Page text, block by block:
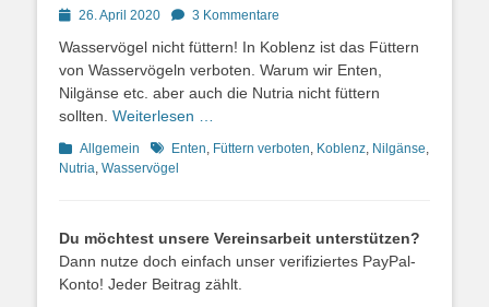
Posted26. April 2020 3 Kommentare
Wasservögel nicht füttern! In Koblenz ist das Füttern
von Wasservögeln verboten. Warum wir Enten,
Nilgänse etc. aber auch die Nutria nicht füttern
sollten. Weiterlesen …
Kategorien
Allgemein Schlagworte
Enten Füttern verboten Koblenz Nilgänse
Nutria Wasservögel
Du möchtest unsere Vereinsarbeit unterstützen?
Dann nutze doch einfach unser verifiziertes PayPal-
Konto! Jeder Beitrag zählt.